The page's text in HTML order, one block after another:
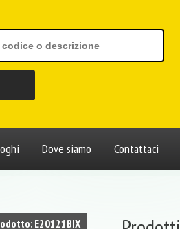
Dove siamo Contattaci
E20121BIX